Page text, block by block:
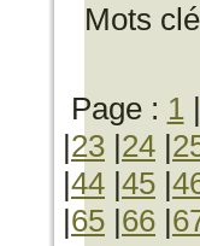
Mots
Page : 1|
|23 |24 |
|44 |45 |
|65 |66 |